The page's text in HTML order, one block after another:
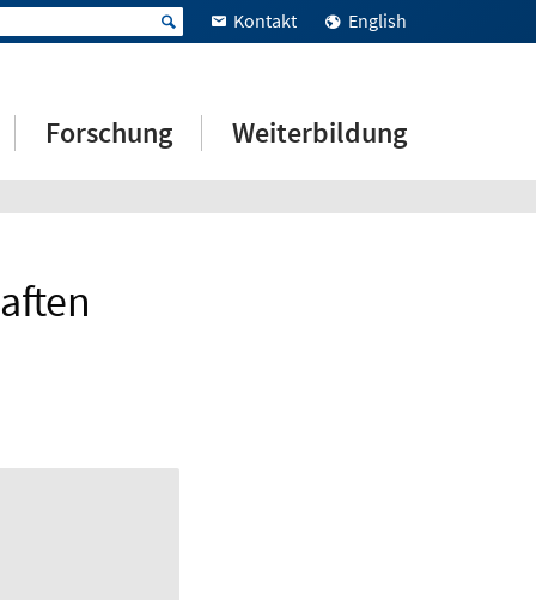
Kontakt English
Forschung Weiterbildung